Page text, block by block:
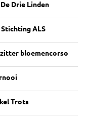
Drie Linden
ALS
bloemencorso
Trots